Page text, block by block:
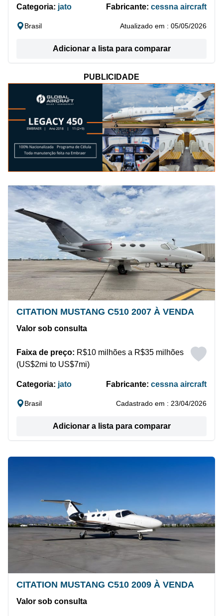
Categoria: jato Fabricante: cessna aircraft
Brasil Atualizado em : 05/05/2026
Adicionar a lista para comparar
PUBLICIDADE
CITATION MUSTANG C510 2007 À VENDA
Valor sob consulta
Faixa de preço: R$10 milhões a R$35 milhões
(US$2mi to US$7mi)
Categoria: jato Fabricante: cessna aircraft
Brasil Cadastrado em : 23/04/2026
Adicionar a lista para comparar
CITATION MUSTANG C510 2009 À VENDA
Valor sob consulta